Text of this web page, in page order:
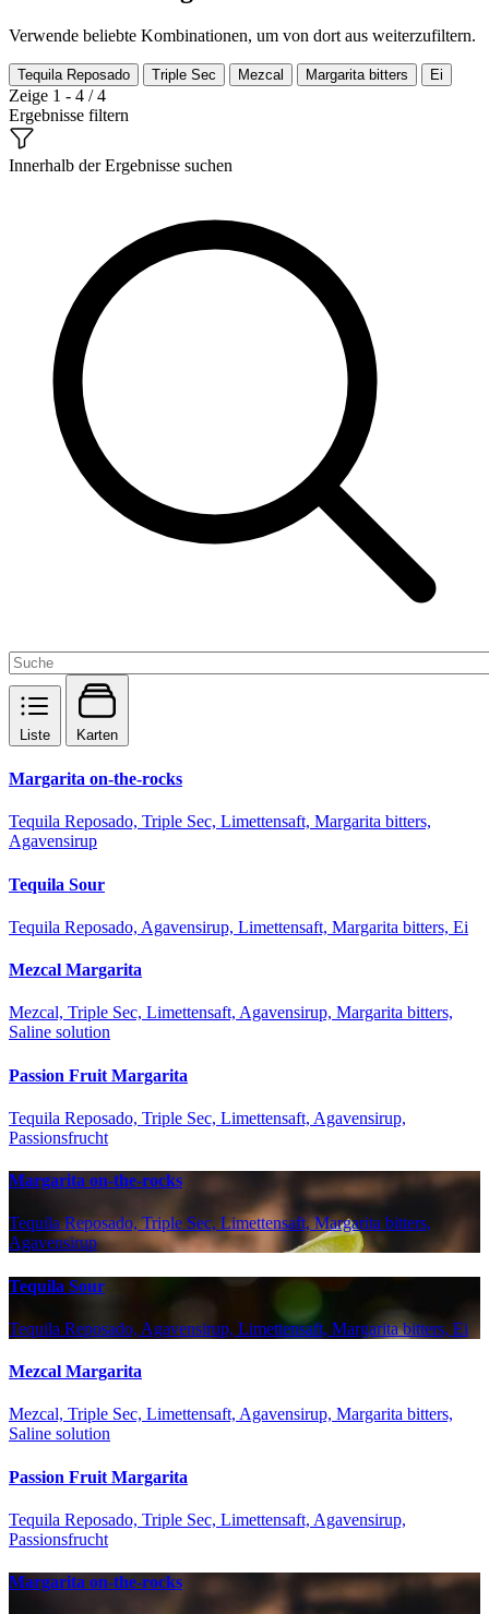
Verwende beliebte Kombinationen, um von dort aus weiterzufiltern.
Tequila Reposado Triple Sec Mezcal Margarita bitters Ei
Zeige 1 - 4 / 4
Ergebnisse filtern
Innerhalb der Ergebnisse suchen
Liste Karten
Margarita on-the-rocks
Tequila Reposado, Triple Sec, Limettensaft, Margarita bitters,
Agavensirup
Tequila Sour
Tequila Reposado, Agavensirup, Limettensaft, Margarita bitters, Ei
Mezcal Margarita
Mezcal, Triple Sec, Limettensaft, Agavensirup, Margarita bitters,
Saline solution
Passion Fruit Margarita
Tequila Reposado, Triple Sec, Limettensaft, Agavensirup,
Passionsfrucht
Margarita on-the-rocks
Tequila Reposado, Triple Sec, Limettensaft, Margarita bitters,
Agavensirup
Tequila Sour
Tequila Reposado, Agavensirup, Limettensaft, Margarita bitters, Ei
Mezcal Margarita
Mezcal, Triple Sec, Limettensaft, Agavensirup, Margarita bitters,
Saline solution
Passion Fruit Margarita
Tequila Reposado, Triple Sec, Limettensaft, Agavensirup,
Passionsfrucht
Margarita on-the-rocks